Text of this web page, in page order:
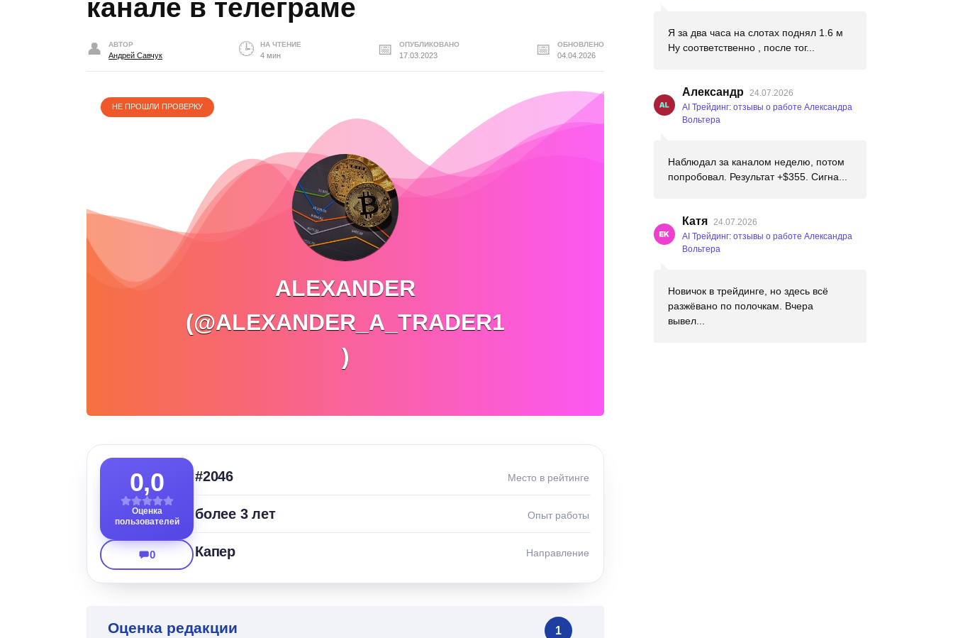
канале в телеграме
АВТОР
Андрей Савчук
НА ЧТЕНИЕ
4 мин
ОПУБЛИКОВАНО
17.03.2023
ОБНОВЛЕНО
04.04.2026
ALEXANDER
(@ALEXANDER_A_TRADER1
)
НЕ ПРОШЛИ ПРОВЕРКУ
0,0
Оценка
пользователей
0
#2046 Место в рейтинге
более 3 лет Опыт работы
Капер Направление
Оценка редакции 1
Я за два часа на слотах поднял 1.6 м
Ну соответственно , после тог...
Александр
24.07.2026
AI Трейдинг: отзывы о работе Александра
Вольтера
Наблюдал за каналом неделю, потом
попробовал. Результат +$355. Сигна...
Катя 24.07.2026
AI Трейдинг: отзывы о работе Александра
Вольтера
Новичок в трейдинге, но здесь всё
разжёвано по полочкам. Вчера
вывел...